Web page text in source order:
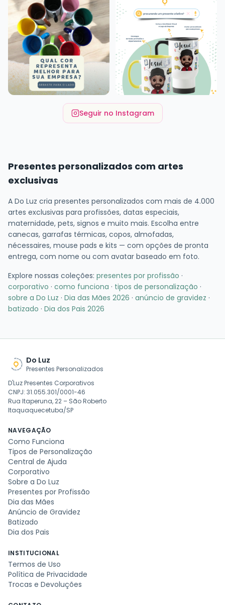
Seguir no Instagram
Presentes personalizados com artes
exclusivas
A Do Luz cria presentes personalizados com mais de 4.000
artes exclusivas para profissões, datas especiais,
maternidade, pets, signos e muito mais. Escolha entre
canecas, garrafas térmicas, copos, almofadas,
nécessaires, mouse pads e kits — com opções de pronta
entrega, com nome ou com avatar baseado em foto.
Explore nossas coleções: presentes por profissão ·
corporativo · como funciona · tipos de personalização ·
sobre a Do Luz · Dia das Mães 2026 · anúncio de gravidez ·
batizado · Dia dos Pais 2026
Do Luz
Presentes Personalizados
D'Luz Presentes Corporativos
CNPJ: 31.055.301/0001-46
Rua Itaperuna, 22 – São Roberto
Itaquaquecetuba/SP
NAVEGAÇÃO
Como Funciona
Tipos de Personalização
Central de Ajuda
Corporativo
Sobre a Do Luz
Presentes por Profissão
Dia das Mães
Anúncio de Gravidez
Batizado
Dia dos Pais
INSTITUCIONAL
Termos de Uso
Política de Privacidade
Trocas e Devoluções